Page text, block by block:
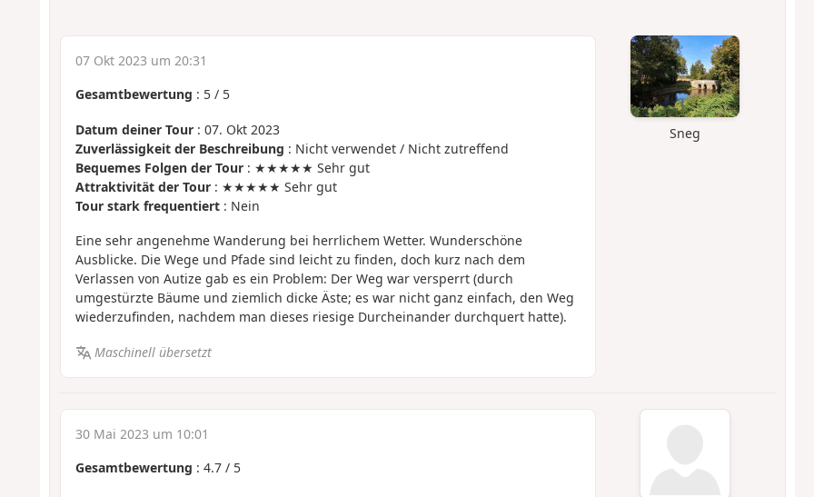
Sneg
07 Okt 2023 um 20:31
Gesamtbewertung : 5/ 5
Datum deiner Tour: 07. Okt 2023
Zuverlässigkeit der Beschreibung : Nicht verwendet / Nicht zutreffend
Bequemes Folgen der Tour: ★★★★★ Sehr gut
Attraktivität der Tour: ★★★★★ Sehr gut
Tour stark frequentiert: Nein
Eine sehr angenehme Wanderung bei herrlichem Wetter. Wunderschöne
Ausblicke. Die Wege und Pfade sind leicht zu finden, doch kurz nach dem
Verlassen von Autize gab es ein Problem: Der Weg war versperrt (durch
umgestürzte Bäume und ziemlich dicke Äste; es war nicht ganz einfach, den Weg
wiederzufinden, nachdem man dieses riesige Durcheinander durchquert hatte).
Maschinell übersetzt
30 Mai 2023 um 10:01
Gesamtbewertung : 4.7/ 5